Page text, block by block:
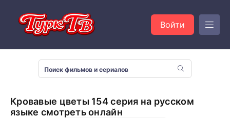
Войти
Кровавые цветы 154 серия на русском
языке смотреть онлайн